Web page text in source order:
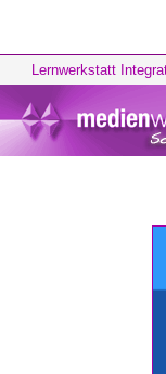
Lernwerkstatt